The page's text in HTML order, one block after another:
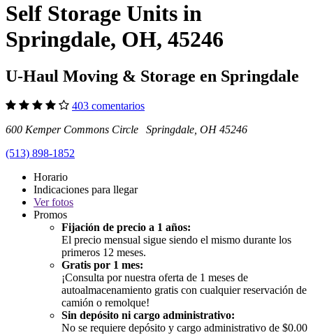
Self Storage Units in
Springdale, OH, 45246
U-Haul Moving & Storage en Springdale
403 comentarios
600 Kemper Commons Circle Springdale, OH 45246
(513) 898-1852
Horario
Indicaciones para llegar
Verfotos
Promos
Fijación de precio a 1 años:
El precio mensual sigue siendo el mismo durante los
primeros 12 meses.
Gratis por 1 mes:
¡Consulta por nuestra oferta de 1 meses de
autoalmacenamiento gratis con cualquier reservación de
camión o remolque!
Sin depósito ni cargo administrativo:
No se requiere depósito y cargo administrativo de $0.00